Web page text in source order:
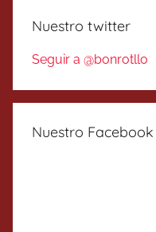
Nuestro twitter
Seguir a @bonrotllo
Nuestro Facebook